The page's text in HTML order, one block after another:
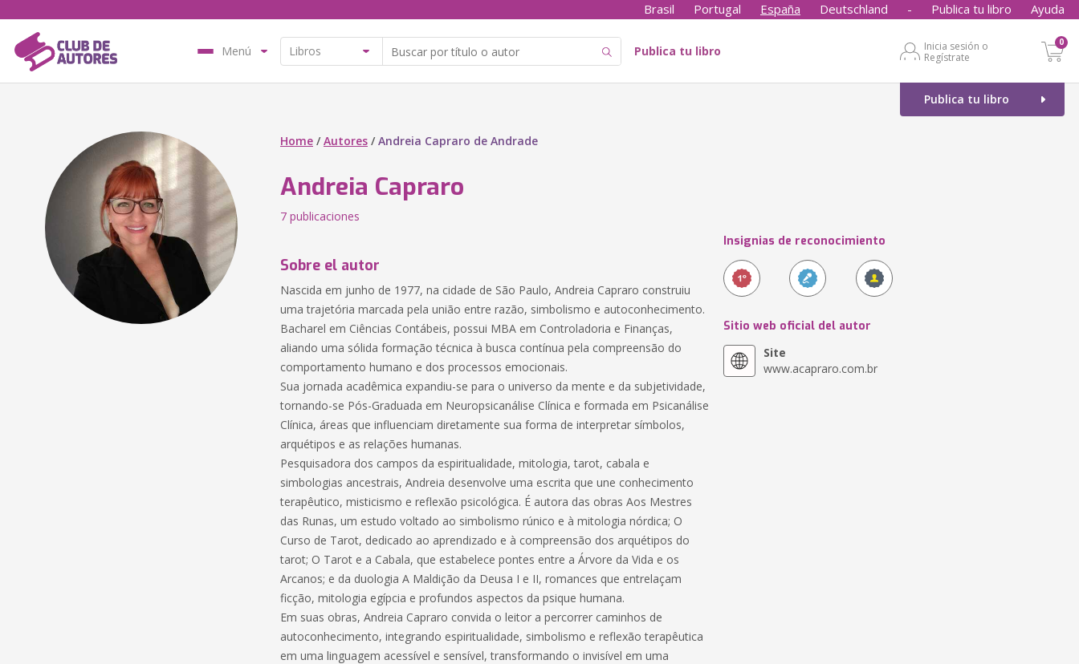
Brasil Portugal España Deutschland - Publica tu libro Ayuda
Menú Publica tu libro
Inicia sesión o
Regístrate
0
Publica tu libro
Home /Autores /Andreia Capraro de Andrade
Andreia Capraro
7 publicaciones
Sobre el autor
Nascida em junho de 1977, na cidade de São Paulo, Andreia Capraro construiu
uma trajetória marcada pela união entre razão, simbolismo e autoconhecimento.
Bacharel em Ciências Contábeis, possui MBA em Controladoria e Finanças,
aliando uma sólida formação técnica à busca contínua pela compreensão do
comportamento humano e dos processos emocionais.
Sua jornada acadêmica expandiu-se para o universo da mente e da subjetividade,
tornando-se Pós-Graduada em Neuropsicanálise Clínica e formada em Psicanálise
Clínica, áreas que influenciam diretamente sua forma de interpretar símbolos,
arquétipos e as relações humanas.
Pesquisadora dos campos da espiritualidade, mitologia, tarot, cabala e
simbologias ancestrais, Andreia desenvolve uma escrita que une conhecimento
terapêutico, misticismo e reflexão psicológica. É autora das obras Aos Mestres
das Runas, um estudo voltado ao simbolismo rúnico e à mitologia nórdica; O
Curso de Tarot, dedicado ao aprendizado e à compreensão dos arquétipos do
tarot; O Tarot e a Cabala, que estabelece pontes entre a Árvore da Vida e os
Arcanos; e da duologia A Maldição da Deusa I e II, romances que entrelaçam
ficção, mitologia egípcia e profundos aspectos da psique humana.
Em suas obras, Andreia Capraro convida o leitor a percorrer caminhos de
autoconhecimento, integrando espiritualidade, simbolismo e reflexão terapêutica
em uma linguagem acessível e sensível, transformando o invisível em uma
Insignias de reconocimiento
Sitio web oficial del autor
Site
www.acapraro.com.br